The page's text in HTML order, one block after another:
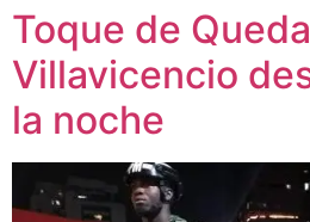
Toque de
Villavicencio
la noche